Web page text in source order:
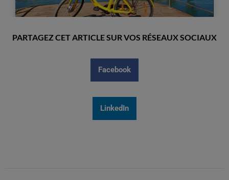
PARTAGEZ CET ARTICLE SUR VOS RÉSEAUX SOCIAUX
Facebook
LinkedIn